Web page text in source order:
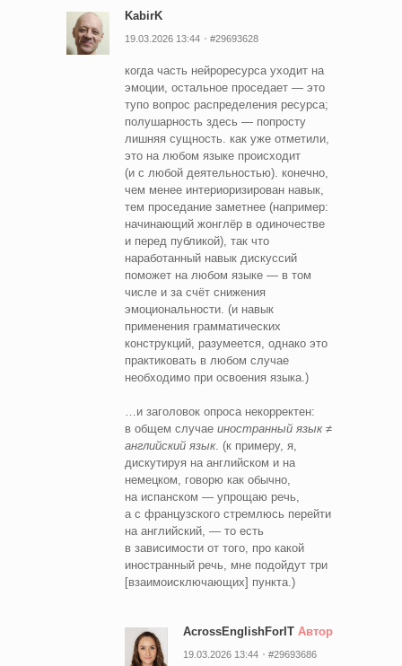
KabirK
19.03.2026 13:44 #29693628
когда часть нейроресурса уходит на
эмоции, остальное проседает — это
тупо вопрос распределения ресурса;
полушарность здесь — попросту
лишняя сущность. как уже отметили,
это на любом языке происходит
(и с любой деятельностью). конечно,
чем менее интериоризирован навык,
тем проседание заметнее (например:
начинающий жонглёр в одиночестве
и перед публикой), так что
наработанный навык дискуссий
поможет на любом языке — в том
числе и за счёт снижения
эмоциональности. (и навык
применения грамматических
конструкций, разумеется, однако это
практиковать в любом случае
необходимо при освоения языка.)
…и заголовок опроса некорректен:
в общем случае иностранный язык≠
английский язык. (к примеру, я,
дискутируя на английском и на
немецком, говорю как обычно,
на испанском — упрощаю речь,
а с французского стремлюсь перейти
на английский, — то есть
в зависимости от того, про какой
иностранный речь, мне подойдут три
[взаимоисключающих] пункта.)
AcrossEnglishForIT Автор
19.03.2026 13:44 #29693686